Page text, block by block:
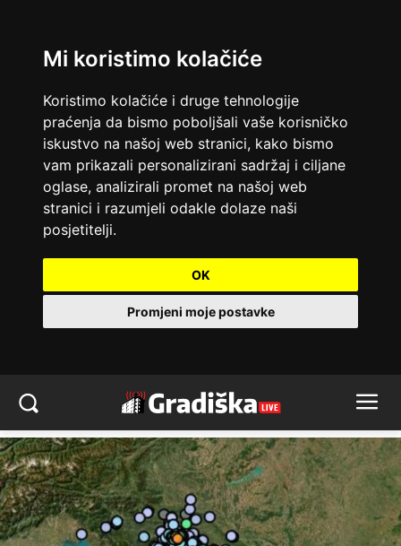
Mi koristimo kolačiće
Koristimo kolačiće i druge tehnologije
praćenja da bismo poboljšali vaše korisničko
iskustvo na našoj web stranici, kako bismo
vam prikazali personalizirani sadržaj i ciljane
oglase, analizirali promet na našoj web
stranici i razumjeli odakle dolaze naši
posjetitelji.
OK
Promjeni moje postavke